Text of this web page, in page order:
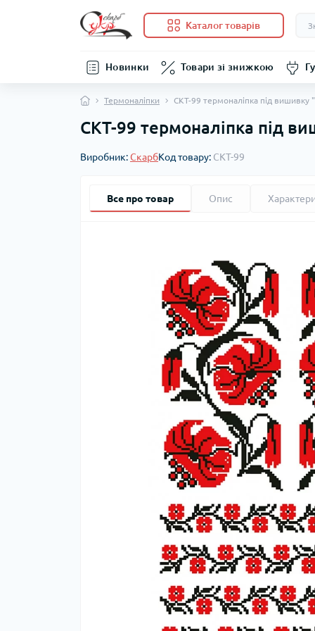
Каталог товарів
Новинки Товари зі знижкою
Термоналіпки СКТ-99 термоналіпка під вишивку
СКТ-99 термоналіпка під
Виробник:СкарбКод товару: СКТ-99
Все про товар Опис